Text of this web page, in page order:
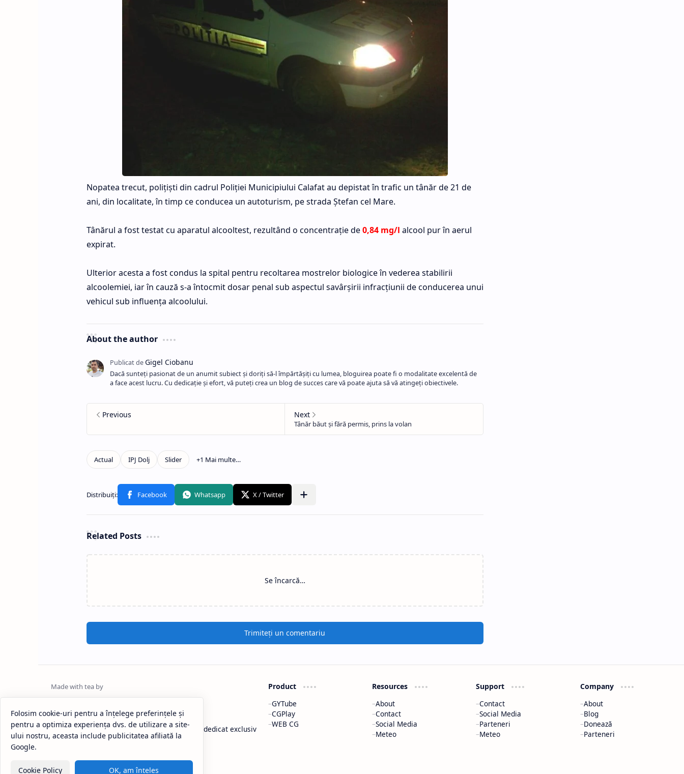
Nopatea trecut, poliţişti din cadrul Poliţiei Municipiului Calafat au depistat în trafic un tânăr de 21 de
ani, din localitate, în timp ce conducea un autoturism, pe strada Ştefan cel Mare.
Tânărul a fost testat cu aparatul alcooltest, rezultând o concentraţie de0,84 mg/l alcool pur în aerul
expirat.
Ulterior acesta a fost condus la spital pentru recoltarea mostrelor biologice în vederea stabilirii
alcoolemiei, iar în cauză s-a întocmit dosar penal sub aspectul savârşirii infracţiunii de conducerea unui
vehicul sub influenţa alcoolului.
About the author
Dacă sunteți pasionat de un anumit subiect și doriți să-l împărtășiți cu lumea, bloguirea poate fi o modalitate excelentă de
a face acest lucru. Cu dedicație și efort, vă puteți crea un blog de succes care vă poate ajuta să vă atingeți obiectivele.
Related Posts
Se încarcă…
Trimiteți un comentariu
Calafat News
Calafat News este un ziar online independent dedicat exclusiv
municipiului Calafat
Product
GYTube
CGPlay
WEB CG
Resources
About
Contact
Social Media
Meteo
Support
Contact
Social Media
Parteneri
Meteo
Company
About
Blog
Donează
Parteneri
Folosim cookie-uri pentru a înțelege preferințele și
pentru a optimiza experiența dvs. de utilizare a site-
ului nostru, aceasta include publicitatea afiliată la
Google.
Cookie Policy OK, am înțeles